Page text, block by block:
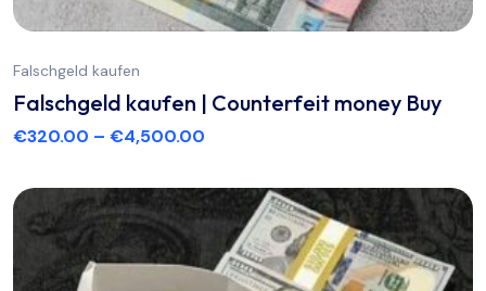
Falschgeld kaufen
Falschgeld kaufen | Counterfeit money Buy
€320.00 – €4,500.00